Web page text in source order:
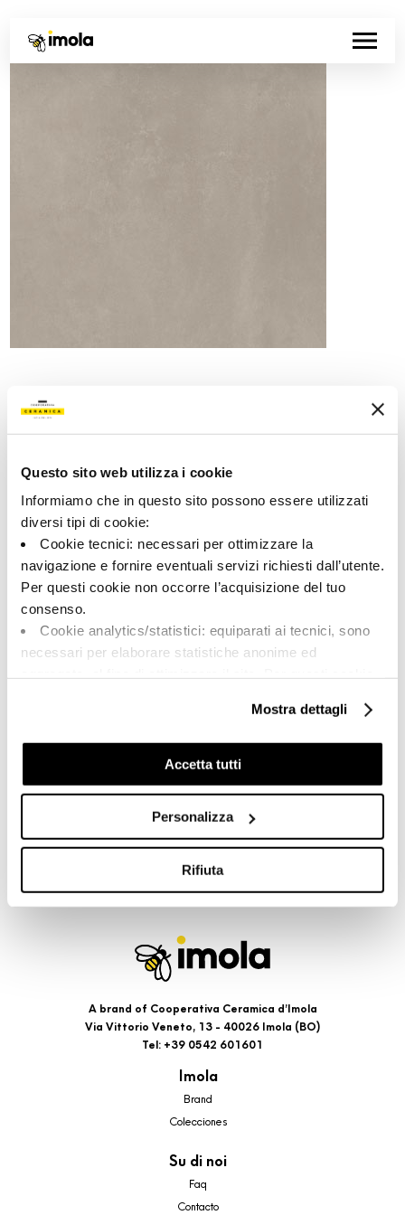
Questo sito web utilizza i cookie
Informiamo che in questo sito possono essere utilizzati
diversi tipi di cookie:
Cookie tecnici: necessari per ottimizzare la
navigazione e fornire eventuali servizi richiesti dall’utente.
Per questi cookie non occorre l’acquisizione del tuo
consenso.
Cookie analytics/statistici: equiparati ai tecnici, sono
necessari per elaborare statistiche anonime ed
Cookie di profilazione/marketing: sono utilizzati, solo
previo tuo consenso, per esaminare le tue abitudini di
navigazione e mostrarti quindi avvisi pubblicitari mirati, in
linea con le tue preferenze.
cookie di profilazione, selezionando uno dei bottoni sotto
riportati. Puoi avere maggiori dettagli visionando
l’Informativa estesa cookie. La chiusura del presente
banner comporterà il permanere dei soli cookie tecnici ed
comunque modificare le tue scelte in qualsiasi momento,
accedendo al link presente nel footer.
Mostra dettagli
Accetta tutti
Personalizza
Rifiuta
165691 | AZMA 90AG RM
Colección
00684
Plata
Tipo:
Fondo
Formato:
matt
Aspecto de la superficie:
opaco
Destonalización:
Share:
A brand of Cooperativa Ceramica d’Imola
Via Vittorio Veneto, 13 - 40026 Imola (BO)
Tel: +39 0542 601601
Imola
Brand
Colecciones
Su di noi
Faq
Contacto